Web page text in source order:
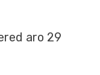
aro 29